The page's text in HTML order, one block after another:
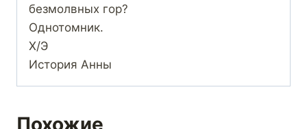
безмолвных гор?
Однотомник.
Х/Э
История Анны
Похожие